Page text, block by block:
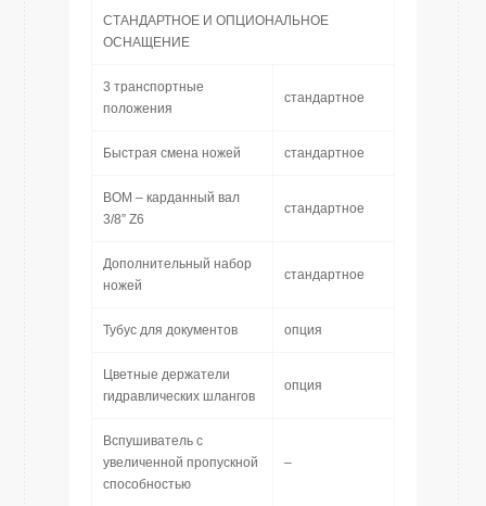
СТАНДАРТНОЕ И ОПЦИОНАЛЬНОЕ
ОСНАЩЕНИЕ
3 транспортные
положения
стандартное
Быстрая смена ножей стандартное
ВОМ – карданный вал
3/8” Z6
стандартное
Дополнительный набор
ножей
стандартное
Тубус для документов опция
Цветные держатели
гидравлических шлангов
опция
Вспушиватель с
увеличенной пропускной
способностью
–